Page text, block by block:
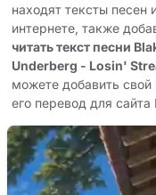
находят тексты песен
интернете, также
читать текст песни
Underberg - Losin'
можете добавить свой
его перевод для сайта